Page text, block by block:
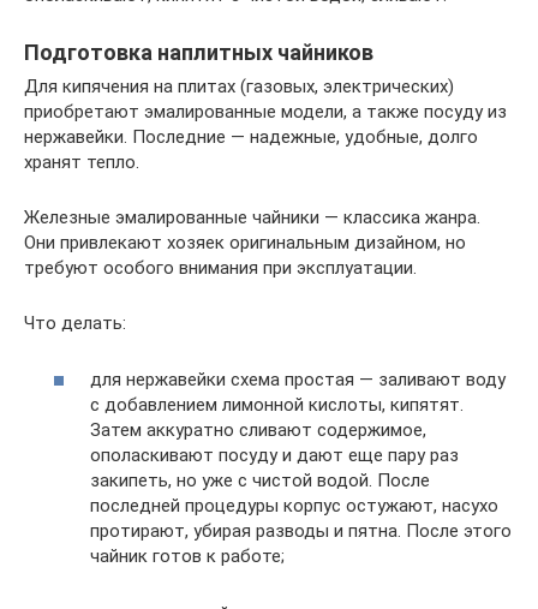
Подготовка наплитных чайников
Для кипячения на плитах (газовых, электрических)
приобретают эмалированные модели, а также посуду из
нержавейки. Последние — надежные, удобные, долго
хранят тепло.
Железные эмалированные чайники — классика жанра.
Они привлекают хозяек оригинальным дизайном, но
требуют особого внимания при эксплуатации.
Что делать:
для нержавейки схема простая — заливают воду
с добавлением лимонной кислоты, кипятят.
Затем аккуратно сливают содержимое,
ополаскивают посуду и дают еще пару раз
закипеть, но уже с чистой водой. После
последней процедуры корпус остужают, насухо
протирают, убирая разводы и пятна. После этого
чайник готов к работе;